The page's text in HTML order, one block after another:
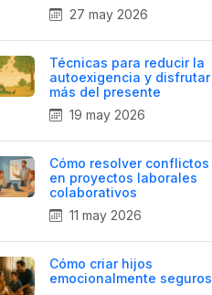
27 may 2026
Técnicas para reducir la
autoexigencia y disfrutar
más del presente
19 may 2026
Cómo resolver conflictos
en proyectos laborales
colaborativos
11 may 2026
Cómo criar hijos
emocionalmente seguros